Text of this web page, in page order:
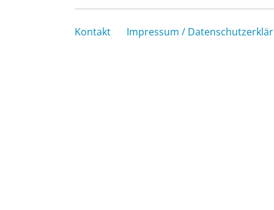
Kontakt Impressum /